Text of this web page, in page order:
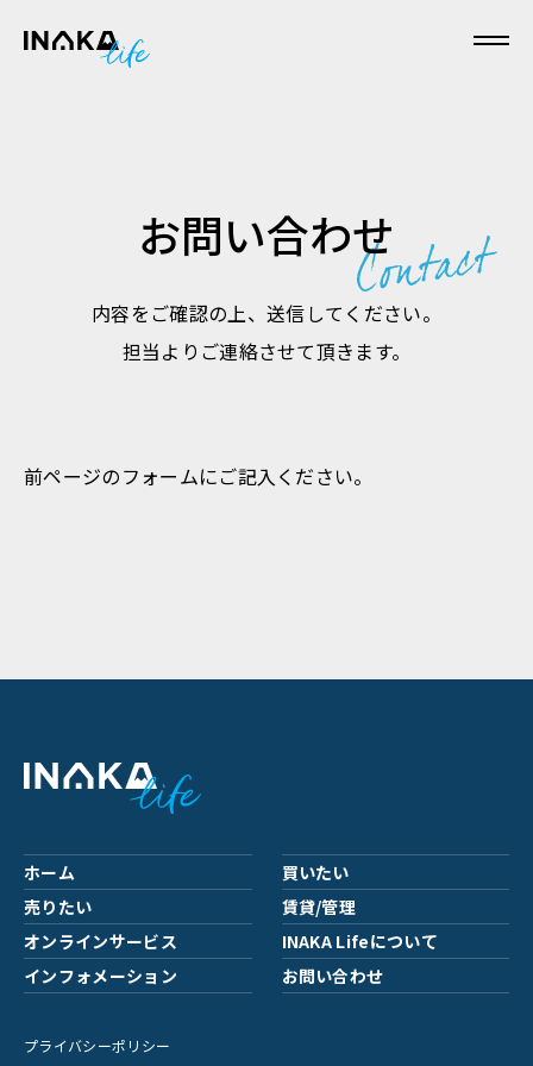
お問い合わせ
内容をご確認の上、送信してください。
担当よりご連絡させて頂きます。
前ページのフォームにご記入ください。
ホーム
買いたい
売りたい
賃貸/管理
オンラインサービス
INAKA Lifeについて
インフォメーション
お問い合わせ
プライバシーポリシー